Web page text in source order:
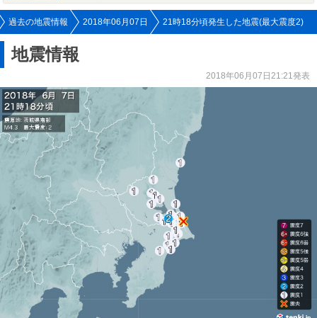
過去の地震情報 2018年06月07日 21時18分頃発生した地震(最大震度2)
地震情報
2018年06月07日21:21発表